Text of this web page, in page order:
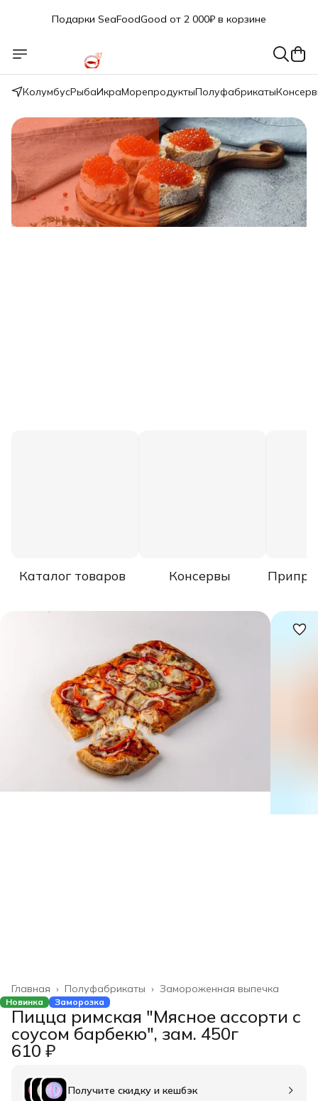
Подарки SeaFoodGood от 2 000₽ в корзине
при оплате наличными
🎁 Бесплатная доставка при заказе от 5 000 руб.
КолумбусРыбаИкраМорепродуктыПолуфабрикаты
Каталог товаров Консервы
Замороженная выпечка
Полуфабрикаты ›
Главная ›
Новинка Заморозка
Пицца римская "Мясное ассорти с
соусом барбекю", зам. 450г
610 ₽
Получите скидку и кешбэк